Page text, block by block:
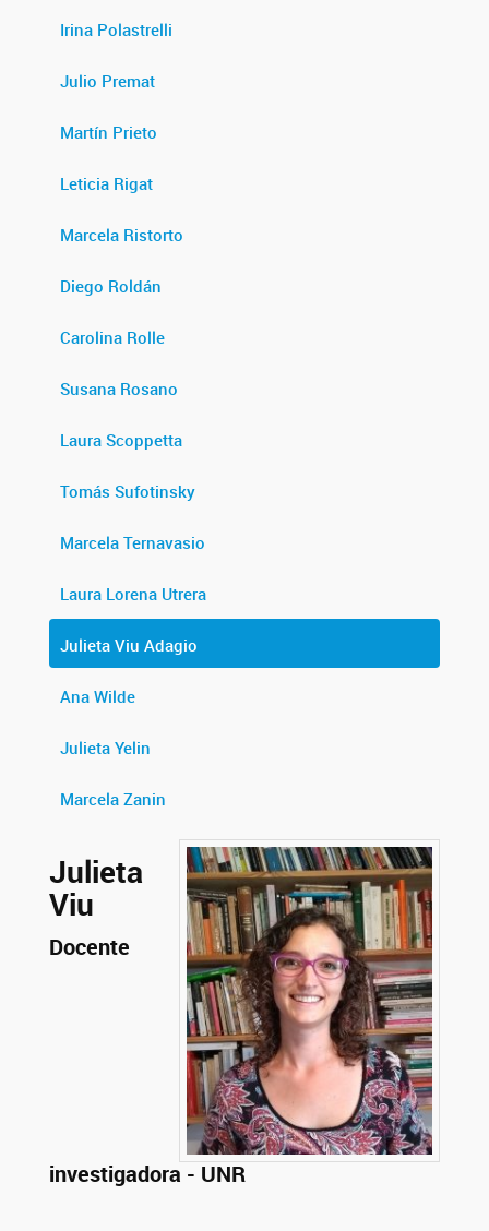
Irina Polastrelli
Julio Premat
Martín Prieto
Leticia Rigat
Marcela Ristorto
Diego Roldán
Carolina Rolle
Susana Rosano
Laura Scoppetta
Tomás Sufotinsky
Marcela Ternavasio
Laura Lorena Utrera
Julieta Viu Adagio
Ana Wilde
Julieta Yelin
Marcela Zanin
Julieta
Viu
Docente
investigadora - UNR